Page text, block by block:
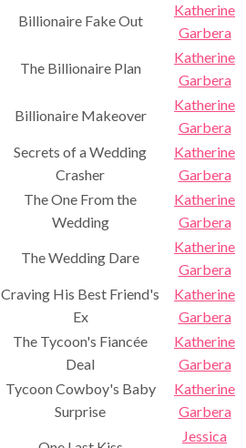
Billionaire Fake Out
Katherine
Garbera
The Billionaire Plan
Katherine
Garbera
Billionaire Makeover
Katherine
Garbera
Secrets of a Wedding
Crasher
Katherine
Garbera
The One From the
Wedding
Katherine
Garbera
The Wedding Dare
Katherine
Garbera
Craving His Best Friend's
Ex
Katherine
Garbera
The Tycoon's Fiancée
Deal
Katherine
Garbera
Tycoon Cowboy's Baby
Surprise
Katherine
Garbera
Jessica